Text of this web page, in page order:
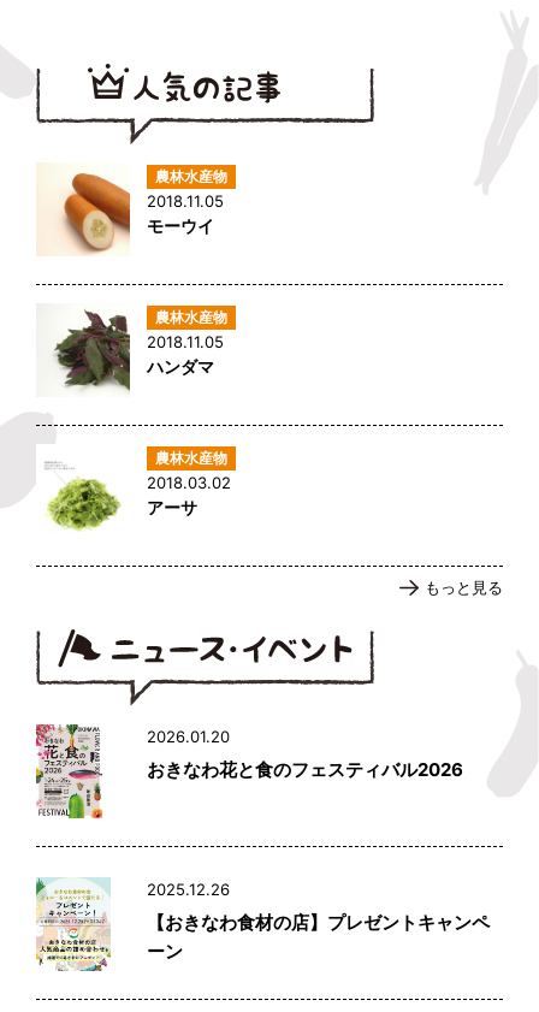
2018.11.05
モーウイ
2018.11.05
ハンダマ
2018.03.02
アーサ
もっと見る
2026.01.20
おきなわ花と食のフェスティバル2026
2025.12.26
【おきなわ食材の店】プレゼントキャンペ
ーン